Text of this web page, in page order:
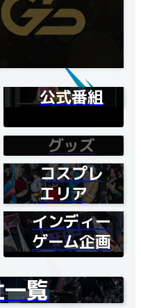
公式番組
グッズ
コスプレ
エリア
インディー
ゲーム企画
覧